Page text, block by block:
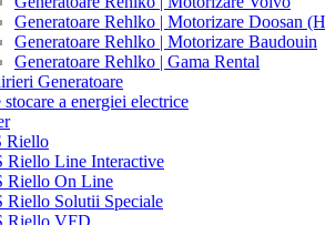
Generatoare Rehlko | Motorizare Doosan
Generatoare Rehlko | Motorizare Baudouin
Generatoare Rehlko | Gama Rental
Generatoare
stocare a energiei electrice
Riello
Riello Line Interactive
Riello On Line
Riello Solutii Speciale